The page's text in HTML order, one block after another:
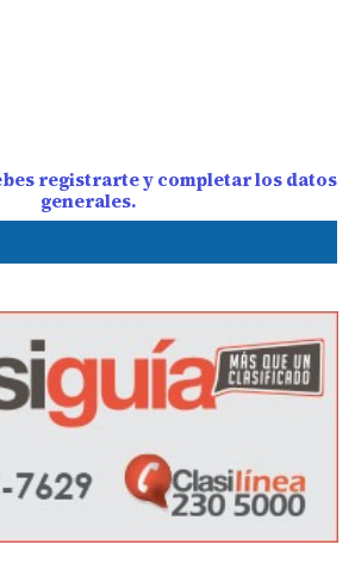
registrarte y completar los datos
generales.